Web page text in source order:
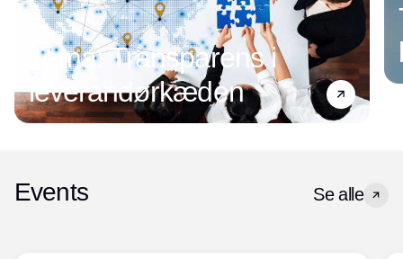
Tema: Transparens i
leverandørkæden
Events Se alle